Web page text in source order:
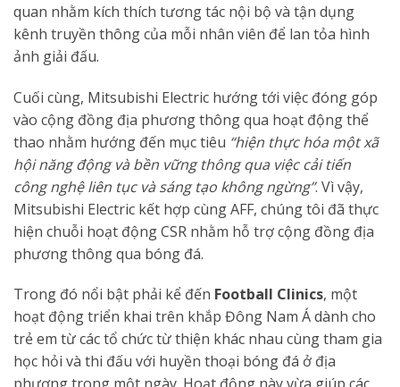
quan nhằm kích thích tương tác nội bộ và tận dụng
kênh truyền thông của mỗi nhân viên để lan tỏa hình
ảnh giải đấu.
Cuối cùng, Mitsubishi Electric hướng tới việc đóng góp
vào cộng đồng địa phương thông qua hoạt động thể
thao nhằm hướng đến mục tiêu “hiện thực hóa một xã
hội năng động và bền vững thông qua việc cải tiến
công nghệ liên tục và sáng tạo không ngừng”. Vì vậy,
Mitsubishi Electric kết hợp cùng AFF, chúng tôi đã thực
hiện chuỗi hoạt động CSR nhằm hỗ trợ cộng đồng địa
phương thông qua bóng đá.
Trong đó nổi bật phải kể đến Football Clinics, một
hoạt động triển khai trên khắp Đông Nam Á dành cho
trẻ em từ các tổ chức từ thiện khác nhau cùng tham gia
học hỏi và thi đấu với huyền thoại bóng đá ở địa